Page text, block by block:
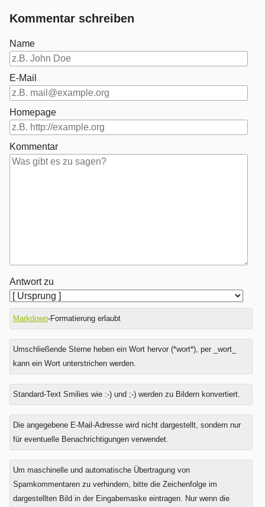
Kommentar schreiben
Name
E-Mail
Homepage
Kommentar
Antwort zu
Markdown-Formatierung erlaubt
Umschließende Sterne heben ein Wort hervor (*wort*), per _wort_
kann ein Wort unterstrichen werden.
Standard-Text Smilies wie :-) und ;-) werden zu Bildern konvertiert.
Was
ist
Neun
minus
Die angegebene E-Mail-Adresse wird nicht dargestellt, sondern nur
für eventuelle Benachrichtigungen verwendet.
Um maschinelle und automatische Übertragung von
Spamkommentaren zu verhindern, bitte die Zeichenfolge im
dargestellten Bild in der Eingabemaske eintragen. Nur wenn die